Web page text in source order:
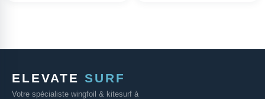
ELEVATE SURF
Votre spécialiste wingfoil & kitesurf à